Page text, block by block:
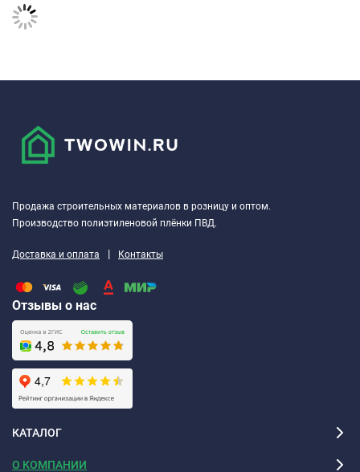
Продажа строительных материалов в розницу и оптом.
Производство полиэтиленовой плёнки ПВД.
Доставка и оплата | Контакты
Отзывы о нас
КАТАЛОГ
О КОМПАНИИ